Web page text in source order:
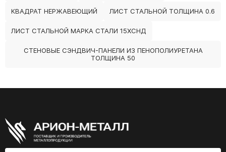
КВАДРАТ НЕРЖАВЕЮЩИЙ ЛИСТ СТАЛЬНОЙ ТОЛЩИНА 0.6
ЛИСТ СТАЛЬНОЙ МАРКА СТАЛИ 15ХСНД
СТЕНОВЫЕ СЭНДВИЧ-ПАНЕЛИ ИЗ ПЕНОПОЛИУРЕТАНА
ТОЛЩИНА 50